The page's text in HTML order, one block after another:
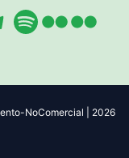
Spotify
Flickr
NoComercial | 2026